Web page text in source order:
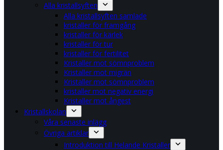
Alla kristallsyften
Alla kristallsyften samlade
kristaller för framgång
kristaller för kärlek
kristaller för tur
kristaller för fertilitet
Kristaller mot sömnproblem
Kristaller mot migrän
Kristaller mot sömnproblem
kristaller mot negativ energi
Kristaller mot ångest
Kristallskolan
Våra senaste inlägg
Övriga artiklar
Introduktion till Helande Kristaller